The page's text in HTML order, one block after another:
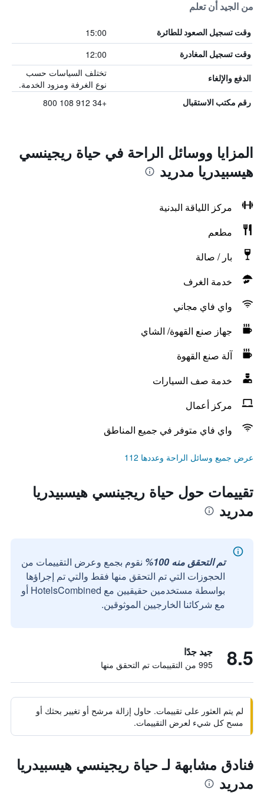
من الجيد أن تعلم
وقت تسجيل الصعود للطائرة 15:00
وقت تسجيل المغادرة 12:00
الدفع والإلغاء
تختلف السياسات حسب
نوع الغرفة ومزود الخدمة.
رقم مكتب الاستقبال +34 912 108 800
المزايا ووسائل الراحة في حياة ريجينسي
هيسبيدريا مدريد
مركز اللياقة البدنية
مطعم
بار / صالة
خدمة الغرف
واي فاي مجاني
جهاز صنع القهوة/ الشاي
آلة صنع القهوة
خدمة صف السيارات
مركز أعمال
واي فاي متوفر في جميع المناطق
عرض جميع وسائل الراحة وعددها 112
تقييمات حول حياة ريجينسي هيسبيدريا
مدريد
تم التحقق منه 100%
نقوم بجمع وعرض التقييمات من
الحجوزات التي تم التحقق منها فقط والتي تم إجراؤها
بواسطة مستخدمين حقيقيين مع HotelsCombined أو
مع شركائنا الخارجيين الموثوقين.
8.5 جيد جدًا
995 من التقييمات تم التحقق منها
لم يتم العثور على تقييمات. حاول إزالة مرشح أو تغيير بحثك أو
مسح كل شيء لعرض التقييمات.
فنادق مشابهة لـ حياة ريجينسي هيسبيدريا
مدريد